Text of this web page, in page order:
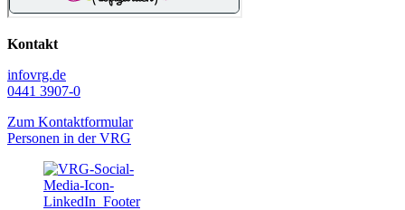
Kontakt
infovrg.de
0441 3907-0
Zum Kontaktformular
Personen in der VRG